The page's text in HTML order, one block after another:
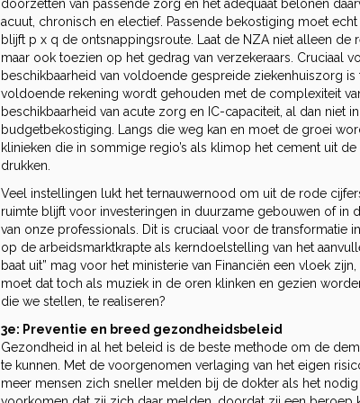
doorzetten van passende zorg en het adequaat belonen
acuut, chronisch en electief. Passende bekostiging moet
blijft p x q de ontsnappingsroute. Laat de NZA niet alleen de
maar ook toezien op het gedrag van verzekeraars. Cruciaal
beschikbaarheid van voldoende gespreide ziekenhuiszorg is
voldoende rekening wordt gehouden met de complexiteit
beschikbaarheid van acute zorg en IC-capaciteit, al dan niet
budgetbekostiging. Langs die weg kan en moet de groei
klinieken die in sommige regio’s als klimop het cement uit
drukken.
Veel instellingen lukt het ternauwernood om uit de rode
ruimte blijft voor investeringen in duurzame gebouwen of in
van onze professionals. Dit is cruciaal voor de transformatie
op de arbeidsmarktkrapte als kerndoelstelling van het
baat uit” mag voor het ministerie van Financiën een vloek
moet dat toch als muziek in de oren klinken en gezien
die we stellen, te realiseren?
3e: Preventie en breed gezondheidsbeleid
Gezondheid in al het beleid is de beste methode om de
te kunnen. Met de voorgenomen verlaging van het eigen
meer mensen zich sneller melden bij de dokter als het